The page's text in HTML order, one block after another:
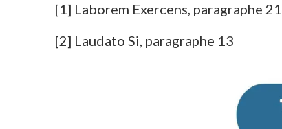
[1] Laborem Exercens, paragraphe 21
[2] Laudato Si, paragraphe 13